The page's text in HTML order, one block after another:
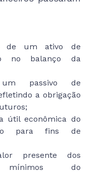
de um ativo de
no balanço da
passivo de
a obrigação
útil econômica do
para fins de
presente dos
mínimos do